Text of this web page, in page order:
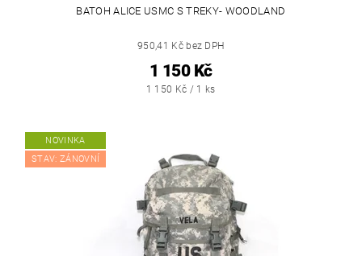
BATOH ALICE USMC S TREKY- WOODLAND
950,41 Kč bez DPH
1 150 Kč
1 150 Kč / 1 ks
NOVINKA
STAV: ZÁNOVNÍ